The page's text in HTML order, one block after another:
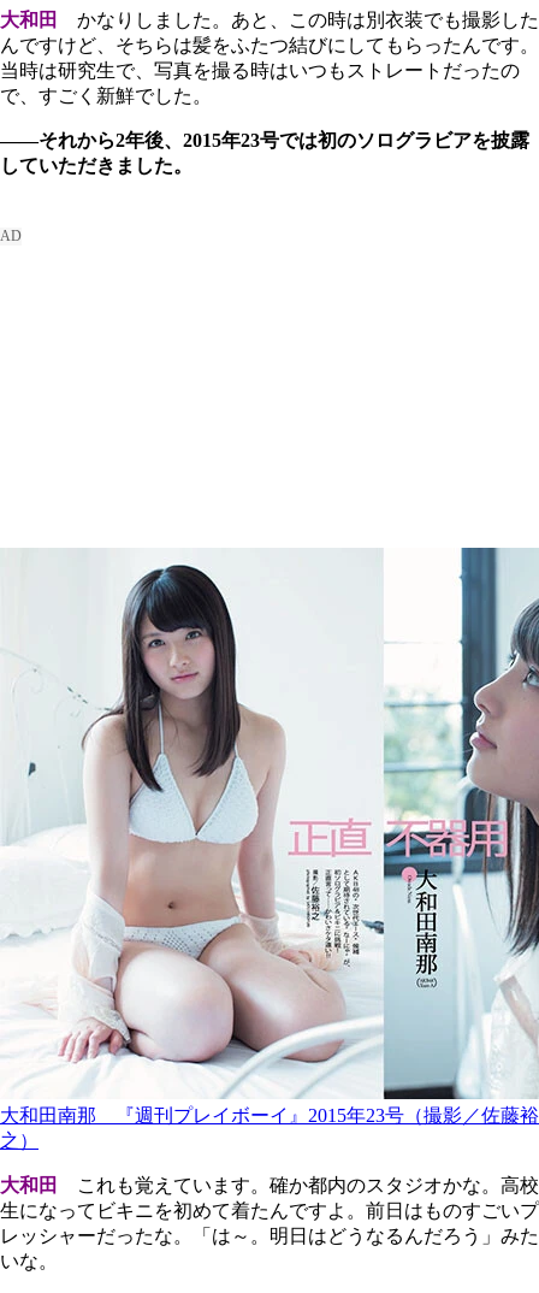
大和田
かなりしました。あと、この時は別衣装でも撮影した
んですけど、そちらは髪をふたつ結びにしてもらったんです。
当時は研究生で、写真を撮る時はいつもストレートだったの
で、すごく新鮮でした。
――それから2年後、2015年23号では初のソログラビアを披露
していただきました。
大和田南那 『週刊プレイボーイ』2015年23号（撮影／佐藤裕
之）
大和田
これも覚えています。確か都内のスタジオかな。高校
生になってビキニを初めて着たんですよ。前日はものすごいプ
レッシャーだったな。「は～。明日はどうなるんだろう」みた
いな。